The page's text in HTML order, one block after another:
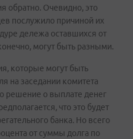
обратно. Очевидно, это
послужило причиной их
дележа оставшихся от
могут быть разными.
которые могут быть
на заседании комитета
решение о выплате денег
что это будет
банка. Но всего
от суммы долга по